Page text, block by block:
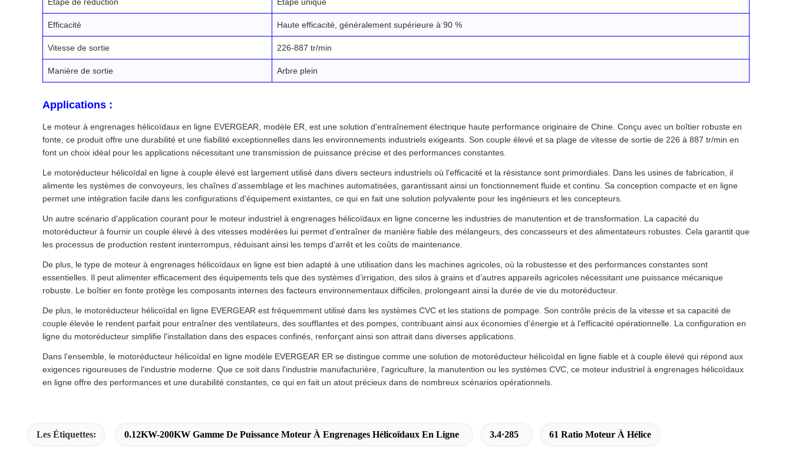
Efficacité Haute efficacité, généralement supérieure à 90 %
Vitesse de sortie 226-887 tr/min
Manière de sortie Arbre plein
Applications :
Le moteur à engrenages hélicoïdaux en ligne EVERGEAR, modèle ER, est une solution d'entraînement électrique haute performance originaire de Chine. Conçu avec un boîtier robuste en
fonte, ce produit offre une durabilité et une fiabilité exceptionnelles dans les environnements industriels exigeants. Son couple élevé et sa plage de vitesse de sortie de 226 à 887 tr/min en
font un choix idéal pour les applications nécessitant une transmission de puissance précise et des performances constantes.
Le motoréducteur hélicoïdal en ligne à couple élevé est largement utilisé dans divers secteurs industriels où l'efficacité et la résistance sont primordiales. Dans les usines de fabrication, il
alimente les systèmes de convoyeurs, les chaînes d’assemblage et les machines automatisées, garantissant ainsi un fonctionnement fluide et continu. Sa conception compacte et en ligne
permet une intégration facile dans les configurations d'équipement existantes, ce qui en fait une solution polyvalente pour les ingénieurs et les concepteurs.
Un autre scénario d'application courant pour le moteur industriel à engrenages hélicoïdaux en ligne concerne les industries de manutention et de transformation. La capacité du
motoréducteur à fournir un couple élevé à des vitesses modérées lui permet d'entraîner de manière fiable des mélangeurs, des concasseurs et des alimentateurs robustes. Cela garantit que
les processus de production restent ininterrompus, réduisant ainsi les temps d'arrêt et les coûts de maintenance.
De plus, le type de moteur à engrenages hélicoïdaux en ligne est bien adapté à une utilisation dans les machines agricoles, où la robustesse et des performances constantes sont
essentielles. Il peut alimenter efficacement des équipements tels que des systèmes d’irrigation, des silos à grains et d’autres appareils agricoles nécessitant une puissance mécanique
robuste. Le boîtier en fonte protège les composants internes des facteurs environnementaux difficiles, prolongeant ainsi la durée de vie du motoréducteur.
De plus, le motoréducteur hélicoïdal en ligne EVERGEAR est fréquemment utilisé dans les systèmes CVC et les stations de pompage. Son contrôle précis de la vitesse et sa capacité de
couple élevée le rendent parfait pour entraîner des ventilateurs, des soufflantes et des pompes, contribuant ainsi aux économies d'énergie et à l'efficacité opérationnelle. La configuration en
ligne du motoréducteur simplifie l'installation dans des espaces confinés, renforçant ainsi son attrait dans diverses applications.
Dans l'ensemble, le motoréducteur hélicoïdal en ligne modèle EVERGEAR ER se distingue comme une solution de motoréducteur hélicoïdal en ligne fiable et à couple élevé qui répond aux
exigences rigoureuses de l'industrie moderne. Que ce soit dans l'industrie manufacturière, l'agriculture, la manutention ou les systèmes CVC, ce moteur industriel à engrenages hélicoïdaux
en ligne offre des performances et une durabilité constantes, ce qui en fait un atout précieux dans de nombreux scénarios opérationnels.
Les Étiquettes: 0.12KW-200KW Gamme De Puissance Moteur À Engrenages Hélicoïdaux En Ligne 3.4·285 61 Ratio Moteur À Hélice